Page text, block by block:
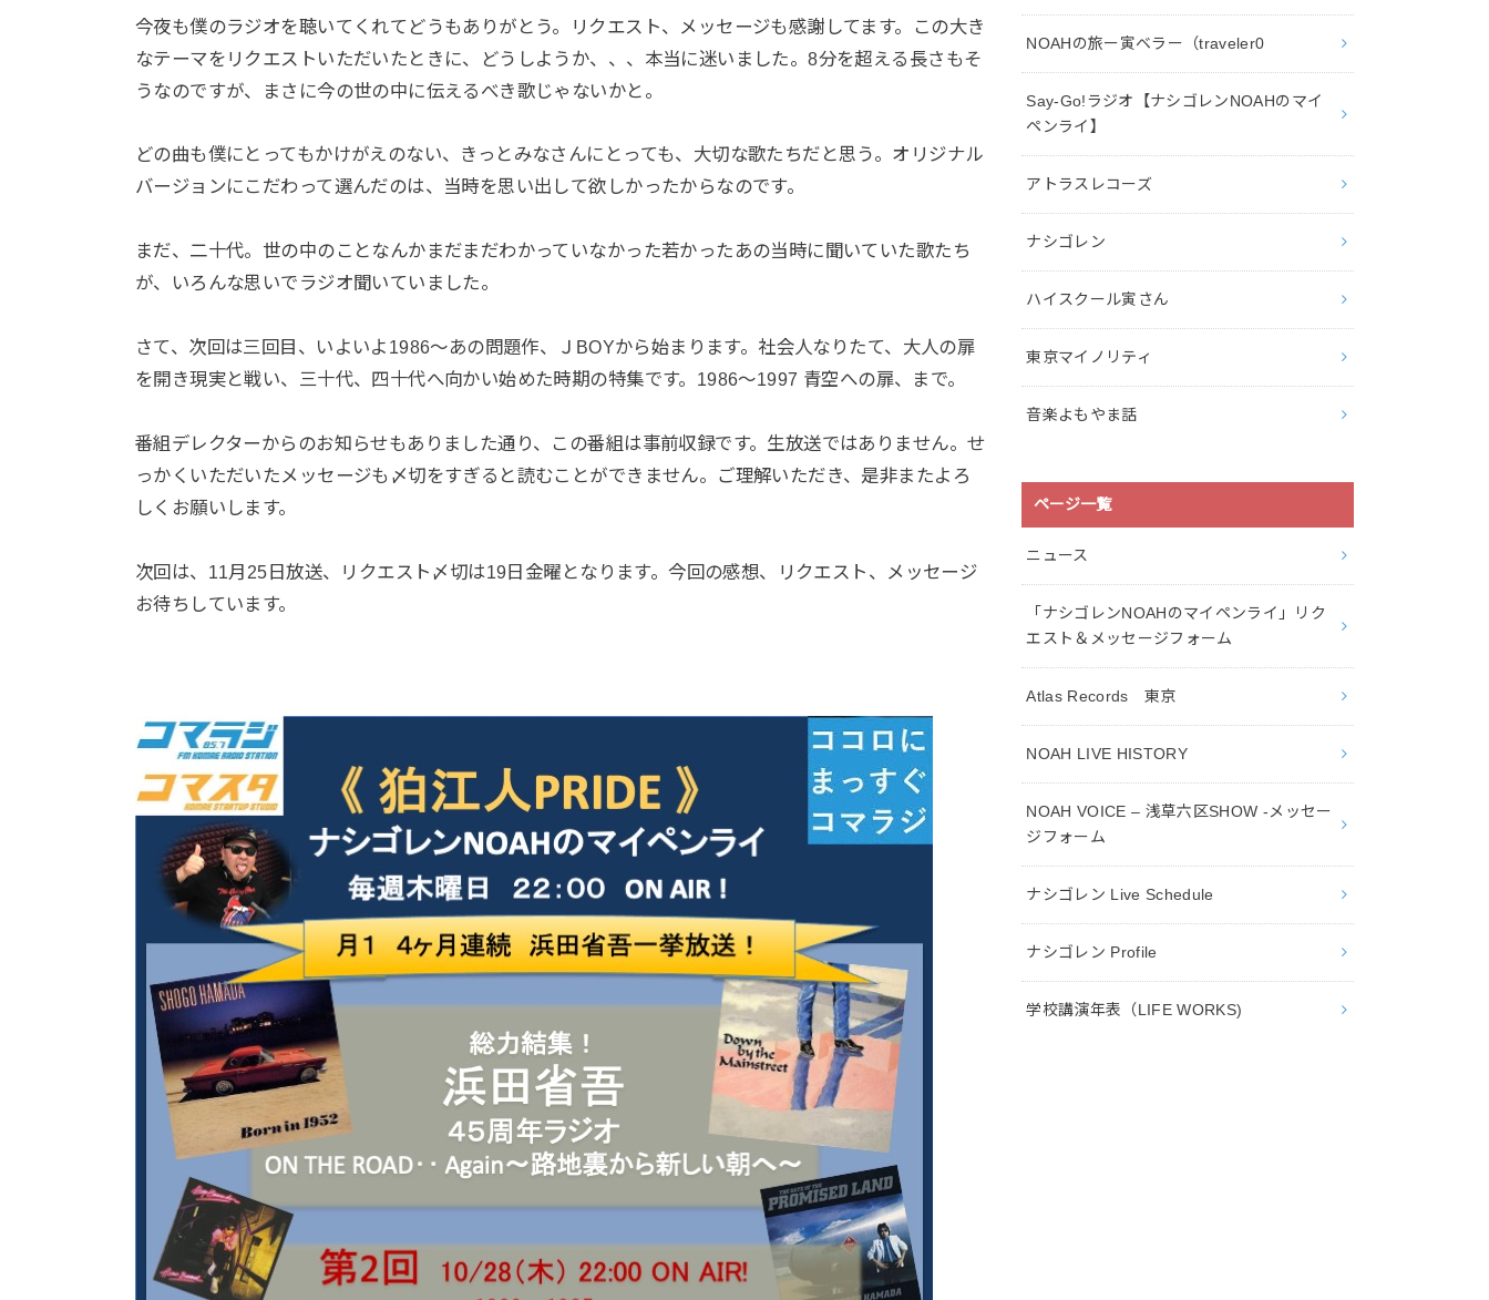
今夜も僕のラジオを聴いてくれてどうもありがとう。リクエスト、メッセージも感謝してます。この大き
なテーマをリクエストいただいたときに、どうしようか、、、本当に迷いました。8分を超える長さもそ
うなのですが、まさに今の世の中に伝えるべき歌じゃないかと。
どの曲も僕にとってもかけがえのない、きっとみなさんにとっても、大切な歌たちだと思う。オリジナル
バージョンにこだわって選んだのは、当時を思い出して欲しかったからなのです。
まだ、二十代。世の中のことなんかまだまだわかっていなかった若かったあの当時に聞いていた歌たち
が、いろんな思いでラジオ聞いていました。
さて、次回は三回目、いよいよ1986〜あの問題作、ＪBOYから始まります。社会人なりたて、大人の扉
を開き現実と戦い、三十代、四十代へ向かい始めた時期の特集です。1986〜1997 青空への扉、まで。
番組デレクターからのお知らせもありました通り、この番組は事前収録です。生放送ではありません。せ
っかくいただいたメッセージも〆切をすぎると読むことができません。ご理解いただき、是非またよろ
しくお願いします。
次回は、11月25日放送、リクエスト〆切は19日金曜となります。今回の感想、リクエスト、メッセージ
お待ちしています。
NOAHの旅ー寅ベラー（traveler0
Say-Go!ラジオ【ナシゴレンNOAHのマイ
ペンライ】
アトラスレコーズ
ナシゴレン
ハイスクール寅さん
東京マイノリティ
音楽よもやま話
ページ一覧
ニュース
「ナシゴレンNOAHのマイペンライ」リク
エスト＆メッセージフォーム
Atlas Records 東京
NOAH LIVE HISTORY
NOAH VOICE – 浅草六区SHOW -メッセー
ジフォーム
ナシゴレン Live Schedule
ナシゴレン Profile
学校講演年表（LIFE WORKS)